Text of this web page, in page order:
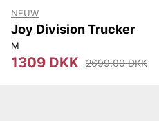
NEUW
Joy Division Trucker
M
1309 DKK 2699.00 DKK